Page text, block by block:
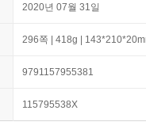
2020년 07월 31일
296쪽 | 418g |
9791157955381
115795538X